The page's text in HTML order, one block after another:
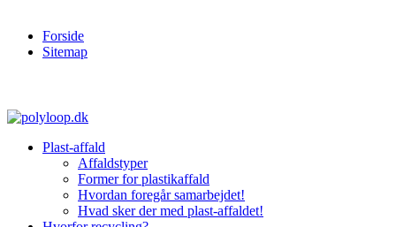
Forside
Sitemap
Plast-affald
Affaldstyper
Former for plastikaffald
Hvordan foregår samarbejdet!
Hvad sker der med plast-affaldet!